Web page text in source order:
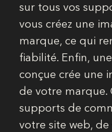
sur tous vos
vous créez une
marque, ce qui
fiabilité. Enfin,
conçue crée une
de votre marque.
supports de
votre site web,